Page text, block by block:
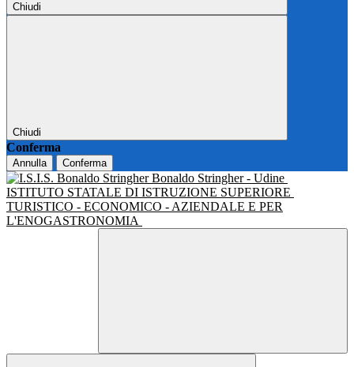
Chiudi
Chiudi
Conferma
Annulla Conferma
Bonaldo Stringher - Udine
ISTITUTO STATALE DI ISTRUZIONE SUPERIORE
TURISTICO - ECONOMICO - AZIENDALE E PER
L'ENOGASTRONOMIA